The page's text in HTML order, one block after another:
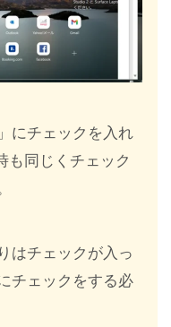
にチェックを入れ
も同じくチェック
はチェックが入っ
チェックをする必